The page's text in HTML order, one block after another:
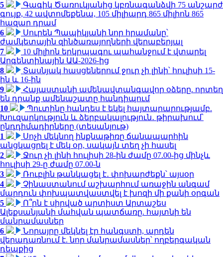
5
Գագիկ Ծառուկյանից կբռնագանձվի 75 անշարժ
գույք, 42 ավտոմեքենա, 105 միլիարդ 865 միլիոն 865
հազար դրամ
6
Սուրեն Պապիկյանի նոր հրամանը՝
ժամկետային զինծառայողների վերաբերյալ
7
10 միլիոն երկրպագու պահանջում է վտարել
Արգենտինային ԱԱ-2026-ից
8
Տասնյակ հասցեներում ջուր չի լինի՝ հուլիսի 15-
ին և 16-ին
9
Հայաստանի ամենավտանգավոր օձերը. որտեղ
են դրանք ամենաշատը հանդիպում
10
Պուտինը հանդես է եկել հայտարարությամբ.
Խուզարկություն և ձերբակալություն․ թիրախում՝
ընդդիմադիրները (տեսանյութ)
1
Սոչի մեկնող ինքնաթիռը ճանապարհին
անցկացրել է մեկ օր, սակայն տեղ չի հասել
2
Ջուր չի լինի հուլիսի 28-ին ժամը 07.00-ից մինչև
հուլիսի 29-ը ժամը 07.00-ն
3
Ռուբլին թանկացել է․ փոխարժեքն՝ այսօր
4
Չինաստանում աշխարհում առաջին անգամ
մարդուն փոխպատվաստվել է խոզի մի քանի օրգան
5
Ո՞րն է սիրված արտիստ Արտաշես
Ալեքսանյանի մահվան պատճառը. հայտնի են
մանրամասներ
6
Նորայրը մեկնել էր հանգստի, արդեն
վերադառնում է. նոր մանրամասներ՝ ողբերգական
դեպքից